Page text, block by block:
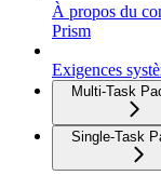
À propos du
Prism
Exigences
Multi-Task
Single-Task